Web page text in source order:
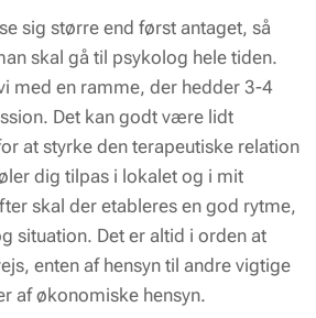
sig større end først antaget, så
skal gå til psykolog hele tiden.
med en ramme, der hedder 3-4
Det kan godt være lidt
at styrke den terapeutiske relation
dig tilpas i lokalet og i mit
skal der etableres en god rytme,
situation. Det er altid i orden at
enten af hensyn til andre vigtige
af økonomiske hensyn.